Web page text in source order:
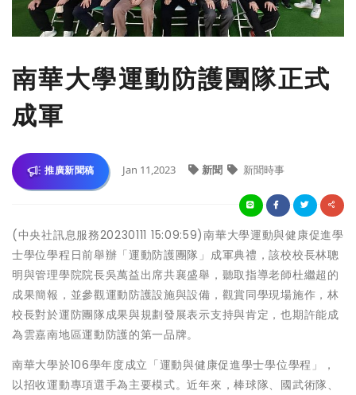
南華大學運動防護團隊正式
成軍
推廣新聞稿 Jan 11,2023 新聞 新聞時事
(中央社訊息服務20230111 15:09:59)南華大學運動與健康促進學
士學位學程日前舉辦「運動防護團隊」成軍典禮，該校校長林聰
明與管理學院院長吳萬益出席共襄盛舉，聽取指導老師杜繼超的
成果簡報，並參觀運動防護設施與設備，觀賞同學現場施作，林
校長對於運防團隊成果與規劃發展表示支持與肯定，也期許能成
為雲嘉南地區運動防護的第一品牌。
南華大學於106學年度成立「運動與健康促進學士學位學程」，
以招收運動專項選手為主要模式。近年來，棒球隊、國武術隊、